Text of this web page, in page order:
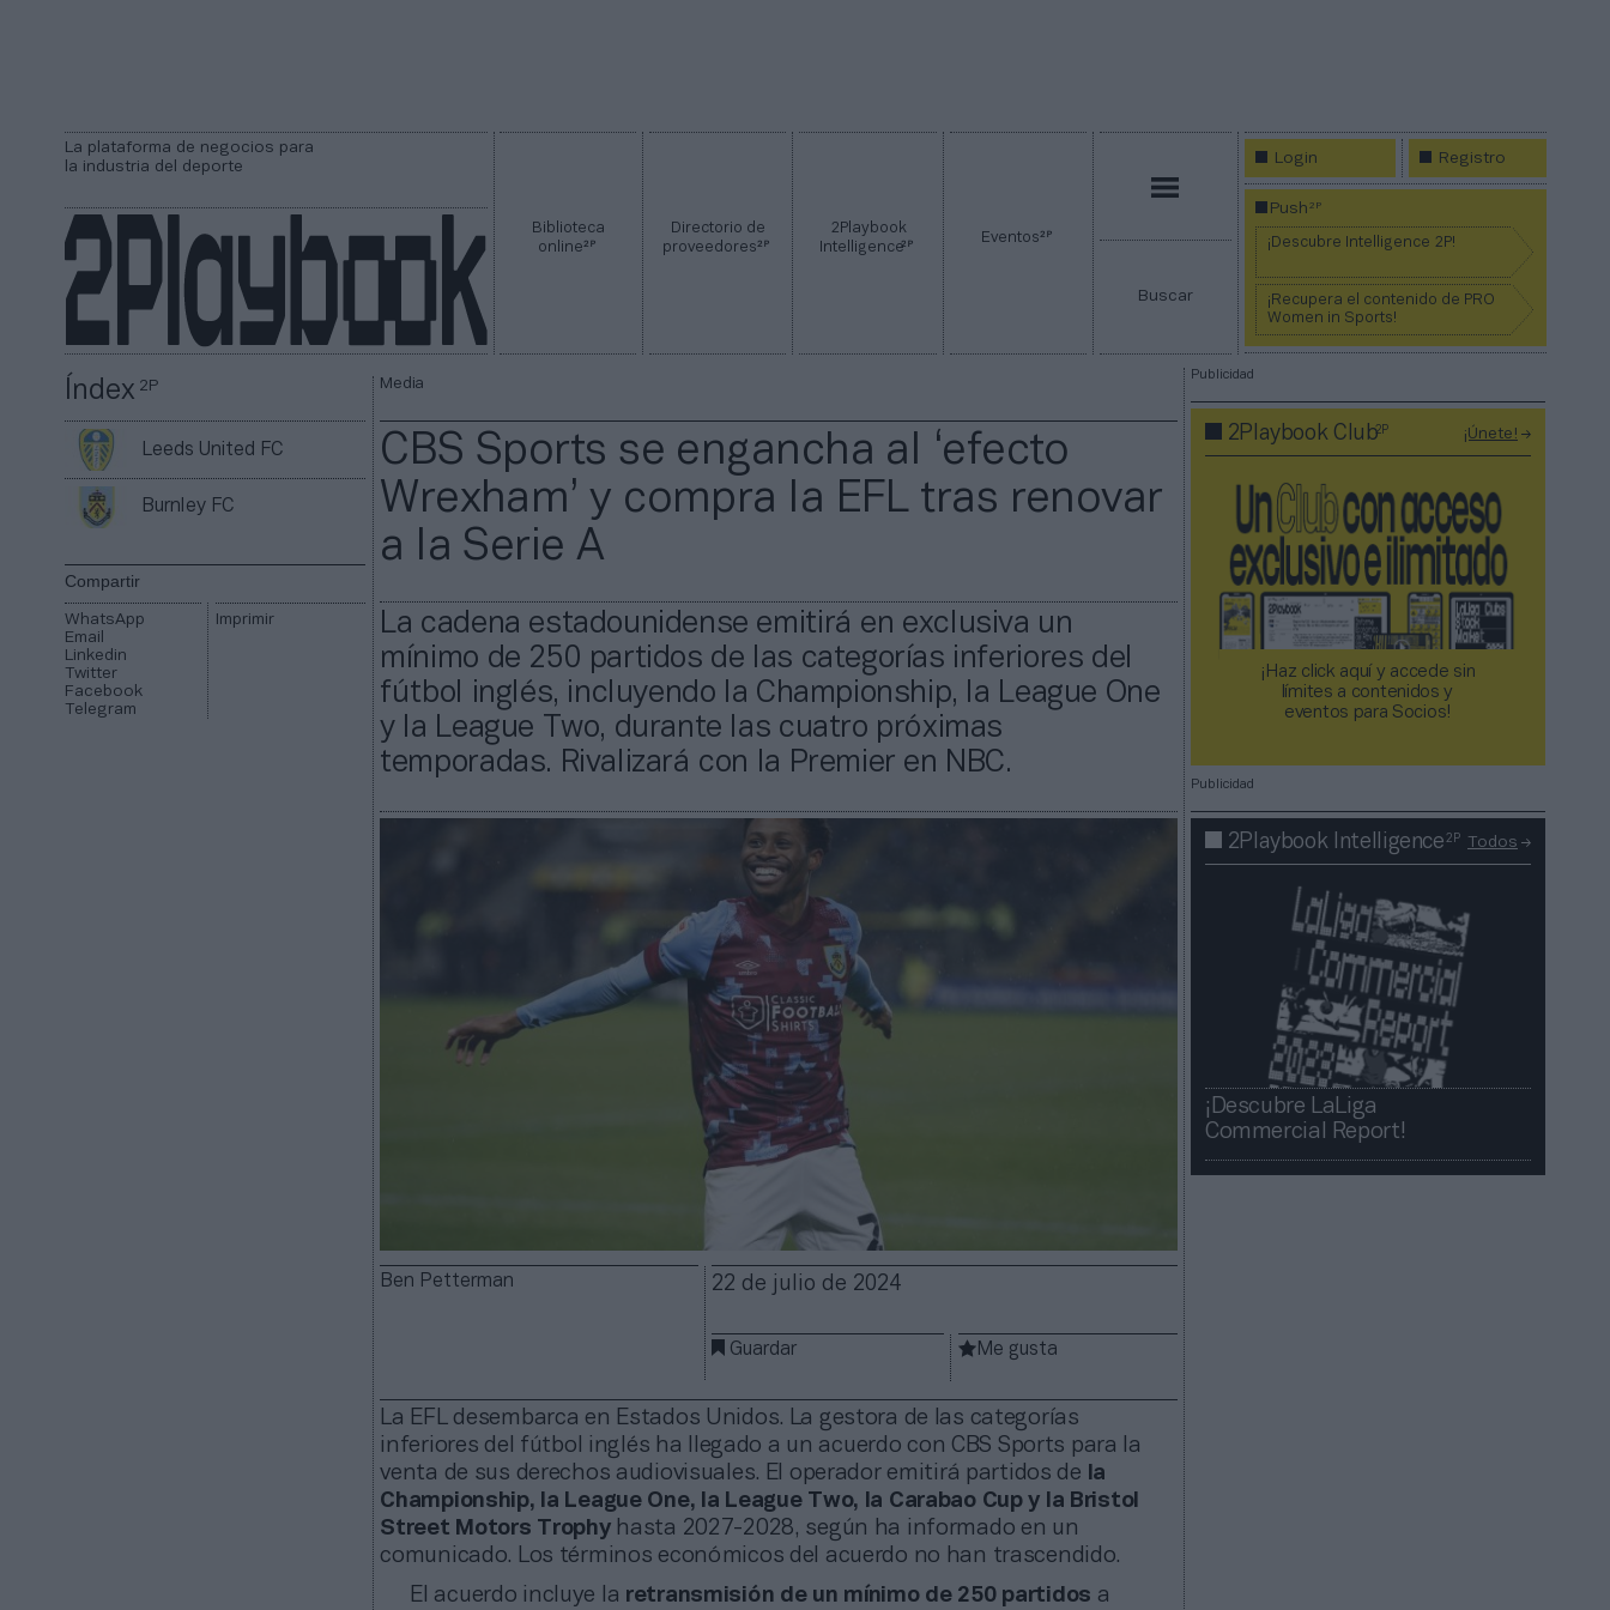
La plataforma de negocios para
la industria del deporte
Biblioteca
online2P
Directorio de
proveedores2P
2Playbook
Intelligence2P Eventos2P
Buscar
Login Registro
Push2P
¡Descubre Intelligence 2P!
¡Recupera el contenido de PRO
Women in Sports!
Índex2P
Leeds United FC
Burnley FC
Compartir
WhatsApp
Email
Linkedin
Twitter
Facebook
Telegram
Imprimir
Media
CBS Sports se engancha al ‘efecto
Wrexham’ y compra la EFL tras renovar
a la Serie A
La cadena estadounidense emitirá en exclusiva un
mínimo de 250 partidos de las categorías inferiores del
fútbol inglés, incluyendo la Championship, la League One
y la League Two, durante las cuatro próximas
temporadas. Rivalizará con la Premier en NBC.
Ben Petterman 22 de julio de 2024
Guardar Me gusta
La EFL desembarca en Estados Unidos. La gestora de las categorías
inferiores del fútbol inglés ha llegado a un acuerdo con CBS Sports para la
venta de sus derechos audiovisuales. El operador emitirá partidos de
la
Championship, la League One, la League Two, la Carabao Cup y la Bristol
Street Motors Trophyhasta 2027-2028, según ha informado en un
comunicado. Los términos económicos del acuerdo no han trascendido.
El acuerdo incluye la retransmisión de un mínimo de 250 partidos a
Publicidad
2Playbook Club2P ¡Únete!
¡Haz click aquí y accede sin
límites a contenidos y
eventos para Socios!​​​​​​​
Publicidad
2Playbook Intelligence2P Todos
¡Descubre LaLiga
Commercial Report!​​